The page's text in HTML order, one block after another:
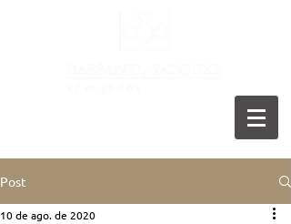
Post
10 de ago. de 2020